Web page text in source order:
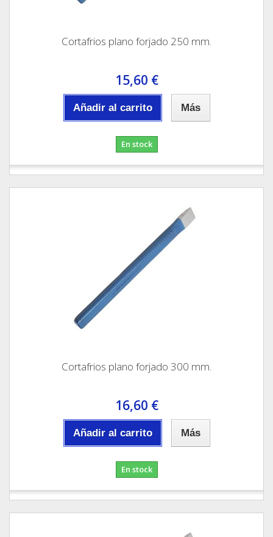
Cortafrios plano forjado 250 mm.
15,60 €
Añadir al carrito Más
En stock
Cortafrios plano forjado 300 mm.
16,60 €
Añadir al carrito Más
En stock